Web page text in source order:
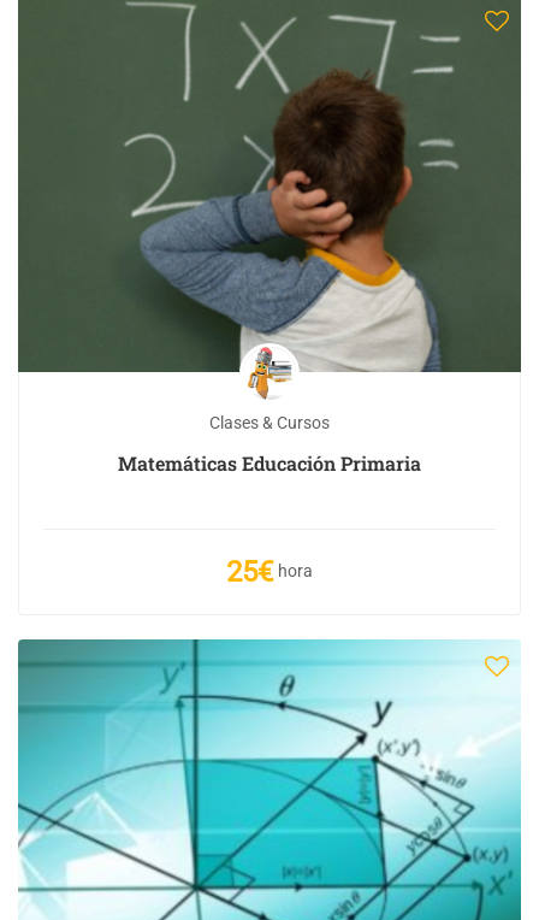
Clases & Cursos
Matemáticas Educación Primaria
25€ hora